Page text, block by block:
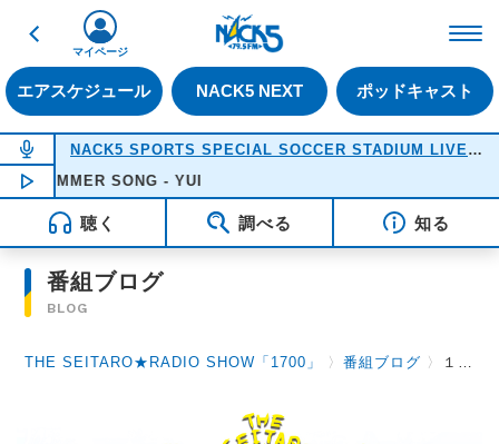
戻る
エアスケジュール NACK5 NEXT ポッドキャスト
マイページ
NOW ON AIR
NACK5 SPORTS SPECIAL SOCCER STADIUM LIVE 2026
NOW PLAYING 18:05
SUMMER SONG - YUI
聴く 調べる 知る
番組ブログ
BLOG
THE SEITARO★RADIO SHOW「1700」 〉番組ブログ 〉 １月２日（火）